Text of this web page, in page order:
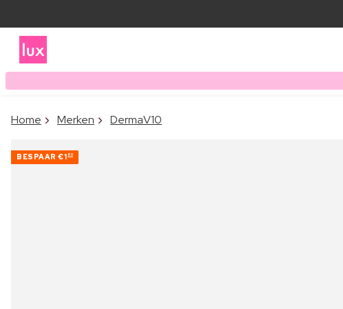
Home Merken DermaV10
BESPAAR €1 80